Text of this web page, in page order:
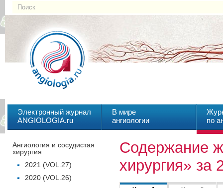
Электронный журнал
ANGIOLOGIA.ru
В мире
ангиологии
по
Содержание
хирургия» за
Ангиология и сосудистая
хирургия
2021 (VOL.27)
2020 (VOL.26)